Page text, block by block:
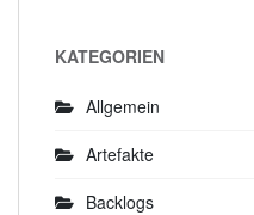
KATEGORIEN
Allgemein
Artefakte
Backlogs